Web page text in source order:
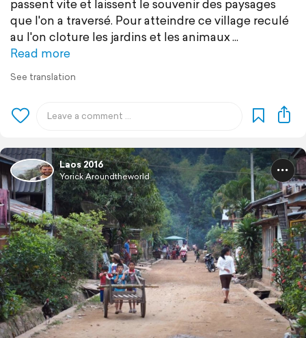
passent vite et laissent le souvenir des paysages
que l'on a traversé. Pour atteindre ce village reculé
au l'on cloture les jardins et les animaux
Read more
See translation
Laos 2016
Yorick Aroundtheworld